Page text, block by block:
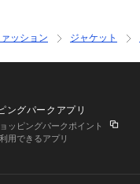
ッション ジャケット
ングパークアプリ
ッピングパークポイント
用できるアプリ